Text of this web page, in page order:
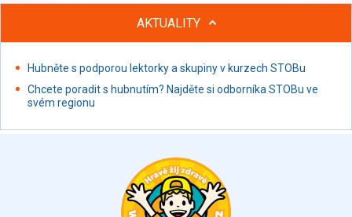
Fastfood
Studená kuchyně, lahůdkářské výrobky
AKTUALITY
Hubněte s podporou lektorky a skupiny v kurzech STOBu
Chcete poradit s hubnutím? Najděte si odborníka STOBu ve
svém regionu